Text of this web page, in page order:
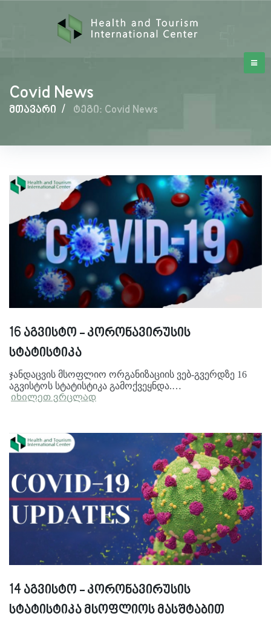
Covid News
მთავარი / ტეგი: Covid News
Covid
News
16 აგვისტო - კორონავირუსის
სტატისტიკა
ჯანდაცვის მსოფლიო ორგანიზაციის ვებ-გვერდზე 16
აგვისტოს სტატისტიკა გამოქვეყნდა.…
იხილეთ ვრცლად
14 აგვისტო - კორონავირუსის
სტატისტიკა მსოფლიოს მასშტაბით